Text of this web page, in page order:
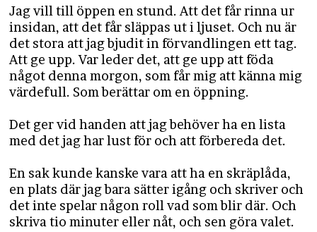
Jag vill till öppen en stund. Att det får rinna ur
insidan, att det får släppas ut i ljuset. Och nu är
det stora att jag bjudit in förvandlingen ett tag.
Att ge upp. Var leder det, att ge upp att föda
något denna morgon, som får mig att känna mig
värdefull. Som berättar om en öppning.
Det ger vid handen att jag behöver ha en lista
med det jag har lust för och att förbereda det.
En sak kunde kanske vara att ha en skräplåda,
en plats där jag bara sätter igång och skriver och
det inte spelar någon roll vad som blir där. Och
skriva tio minuter eller nåt, och sen göra valet.